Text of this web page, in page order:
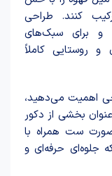
کنند. طراحی
برای سبک‌های
و روستایی کاملاً
اهمیت می‌دهید،
بخشی از دکور
ست همراه با
جلوه‌ای حرفه‌ای و